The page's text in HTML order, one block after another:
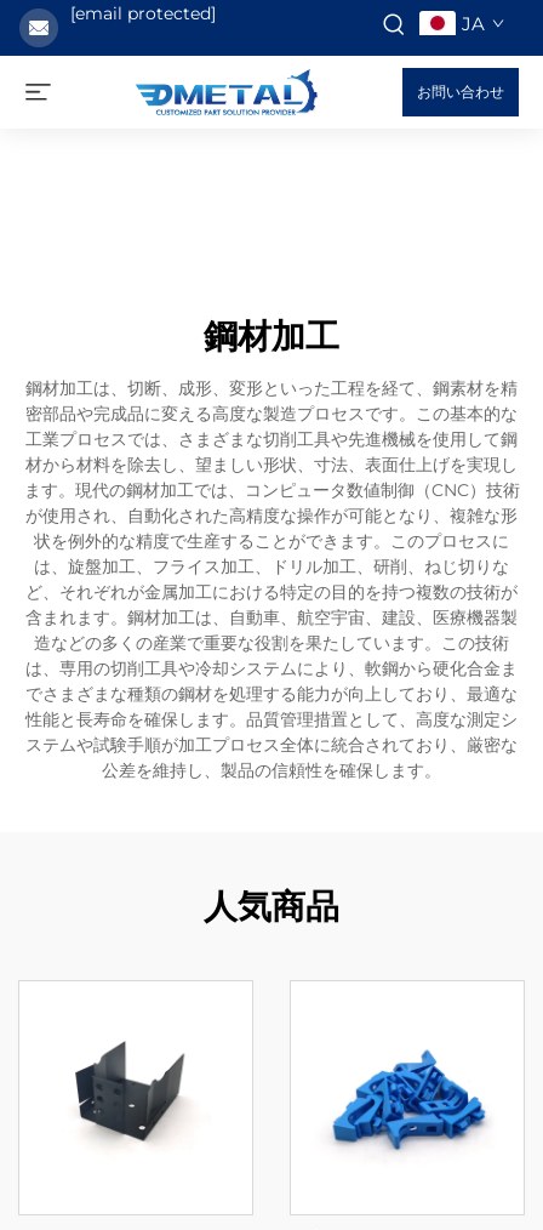
[email protected] JA
お問い合わせ
鋼材加工
鋼材加工は、切断、成形、変形といった工程を経て、鋼素材を精
密部品や完成品に変える高度な製造プロセスです。この基本的な
工業プロセスでは、さまざまな切削工具や先進機械を使用して鋼
材から材料を除去し、望ましい形状、寸法、表面仕上げを実現し
ます。現代の鋼材加工では、コンピュータ数値制御（CNC）技術
が使用され、自動化された高精度な操作が可能となり、複雑な形
状を例外的な精度で生産することができます。このプロセスに
は、旋盤加工、フライス加工、ドリル加工、研削、ねじ切りな
ど、それぞれが金属加工における特定の目的を持つ複数の技術が
含まれます。鋼材加工は、自動車、航空宇宙、建設、医療機器製
造などの多くの産業で重要な役割を果たしています。この技術
は、専用の切削工具や冷却システムにより、軟鋼から硬化合金ま
でさまざまな種類の鋼材を処理する能力が向上しており、最適な
性能と長寿命を確保します。品質管理措置として、高度な測定シ
ステムや試験手順が加工プロセス全体に統合されており、厳密な
公差を維持し、製品の信頼性を確保します。
人気商品